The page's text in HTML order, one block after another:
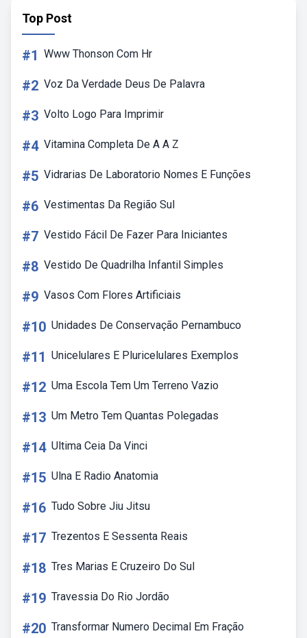
Top Post
#1 Www Thonson Com Hr
#2 Voz Da Verdade Deus De Palavra
#3 Volto Logo Para Imprimir
#4 Vitamina Completa De A A Z
#5 Vidrarias De Laboratorio Nomes E Funções
#6 Vestimentas Da Região Sul
#7 Vestido Fácil De Fazer Para Iniciantes
#8 Vestido De Quadrilha Infantil Simples
#9 Vasos Com Flores Artificiais
#10 Unidades De Conservação Pernambuco
#11 Unicelulares E Pluricelulares Exemplos
#12 Uma Escola Tem Um Terreno Vazio
#13 Um Metro Tem Quantas Polegadas
#14 Ultima Ceia Da Vinci
#15 Ulna E Radio Anatomia
#16 Tudo Sobre Jiu Jitsu
#17 Trezentos E Sessenta Reais
#18 Tres Marias E Cruzeiro Do Sul
#19 Travessia Do Rio Jordão
#20 Transformar Numero Decimal Em Fração